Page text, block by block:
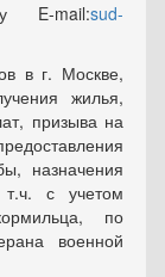
E-mail:sud-
в г. Москве,
жилья,
призыва на
назначения
с учетом
по
военной